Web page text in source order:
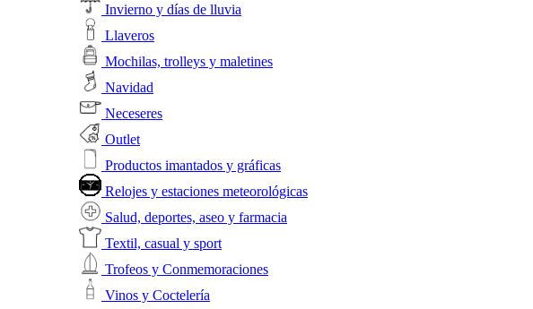
Invierno y días de lluvia
Llaveros
Mochilas, trolleys y maletines
Navidad
Neceseres
Outlet
Productos imantados y gráficas
Relojes y estaciones meteorológicas
Salud, deportes, aseo y farmacia
Textil, casual y sport
Trofeos y Conmemoraciones
Vinos y Coctelería